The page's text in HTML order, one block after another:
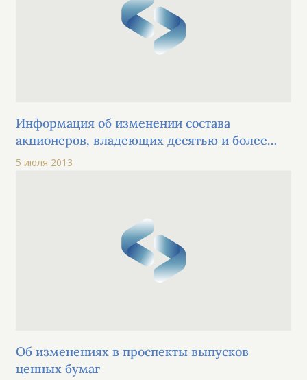
Информация об изменении состава
акционеров, владеющих десятью и более
процентами голосующих акций эмитента
5 июля 2013
Об изменениях в проспекты выпусков
ценных бумаг